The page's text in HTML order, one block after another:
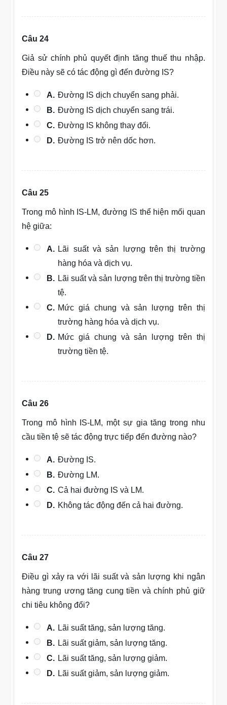
Câu 24
Giả sử chính phủ quyết định tăng thuế thu nhập.
Điều này sẽ có tác động gì đến đường IS?
A. Đường IS dịch chuyển sang phải.
B. Đường IS dịch chuyển sang trái.
C. Đường IS không thay đổi.
D. Đường IS trở nên dốc hơn.
Câu 25
Trong mô hình IS-LM, đường IS thể hiện mối quan
hệ giữa:
A. Lãi suất và sản lượng trên thị trường
hàng hóa và dịch vụ.
B. Lãi suất và sản lượng trên thị trường tiền
tệ.
C. Mức giá chung và sản lượng trên thị
trường hàng hóa và dịch vụ.
D. Mức giá chung và sản lượng trên thị
trường tiền tệ.
Câu 26
Trong mô hình IS-LM, một sự gia tăng trong nhu
cầu tiền tệ sẽ tác động trực tiếp đến đường nào?
A. Đường IS.
B. Đường LM.
C. Cả hai đường IS và LM.
D. Không tác động đến cả hai đường.
Câu 27
Điều gì xảy ra với lãi suất và sản lượng khi ngân
hàng trung ương tăng cung tiền và chính phủ giữ
chi tiêu không đổi?
A. Lãi suất tăng, sản lượng tăng.
B. Lãi suất giảm, sản lượng tăng.
C. Lãi suất tăng, sản lượng giảm.
D. Lãi suất giảm, sản lượng giảm.